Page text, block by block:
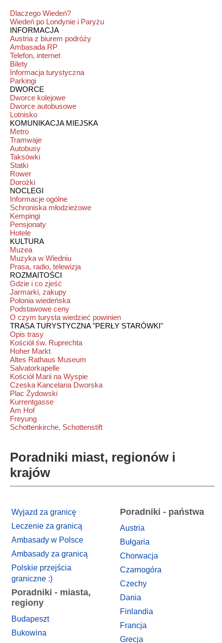
Dlaczego Wiedeń?
Wiedeń po Londynie i Paryżu
INFORMACJA
Austria z biurem podróży
Ambasada RP
Telefon, internet
Bilety
Informacja turystyczna
Parkingi
DWORCE
Dworce kolejowe
Dworce autobusowe
Lotnisko
KOMUNIKACJA MIEJSKA
Metro
Tramwaje
Autobusy
Taksówki
Statki
Rower
Dorożki
NOCLEGI
Informacje ogólne
Schroniska młodzieżowe
Kempingi
Pensjonaty
Hotele
KULTURA
Muzea
Muzyka w Wiedniu
Prasa, radio, telewizja
ROZMAITOŚCI
Gdzie i co zjeść
Jarmarki, zakupy
Polonia wiedeńska
Podstawowe ceny
O czym turysta wiedzieć powinien
TRASA TURYSTYCZNA "PERŁY STARÓWKI"
Opis trasy
Kościół św. Ruprechta
Hoher Markt
Altes Rathaus Museum
Salvatorkapelle
Kościół Marii na Wyspie
Czeska Kancelaria Dworska
Plac Żydowski
Kurrentgasse
Am Hof
Freyung
Schottenkirche, Schottenstift
Poradniki miast, regionów i
krajów
Wyjazd za granicę
Leczenie za granicą
Ambasady w Polsce
Ambasady za granicą
Polskie przejścia
graniczne :)
Poradniki - miasta,
regiony
Budapeszt
Bukowina
Poradniki - państwa
Austria
Bułgaria
Chorwacja
Czarnogóra
Czechy
Dania
Finlandia
Francja
Grecja